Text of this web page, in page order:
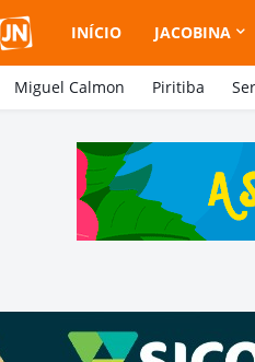
INÍCIO JACOBINA
Miguel Calmon Piritiba